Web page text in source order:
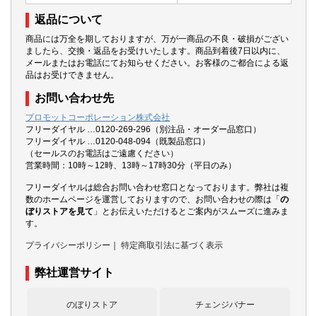
返品について
商品には万全を期しておりますが、万が一商品の不良・破損がござい
ましたら、交換・返品をお受けいたします。商品到着後7日以内に、
メールまたはお電話にてお知らせください。お客様のご都合による返
品はお受けできません。
お問い合わせ先
プロモットコーポレーション株式会社
フリーダイヤル …0120-269-296（別注品・オーダー品窓口）
フリーダイヤル …0120-048-094（既製品窓口）
（セールスのお電話はご遠慮ください）
営業時間：10時～12時、13時～17時30分（平日のみ）
フリーダイヤルは総合お問い合わせ窓口となっております。弊社は複
数のホームページを運営しておりますので、お問い合わせの際は「の
ぼりストアを見て 」とお伝えいただけるとご案内がスムーズに進みま
す。
プライバシーポリシー ｜ 特定商取引法に基づく表示
弊社運営サイト
のぼりストア チェンジバナー